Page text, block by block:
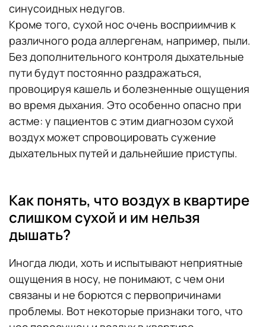
синусоидных недугов.
Кроме того, сухой нос очень восприимчив к
различного рода аллергенам, например, пыли.
Без дополнительного контроля дыхательные
пути будут постоянно раздражаться,
провоцируя кашель и болезненные ощущения
во время дыхания. Это особенно опасно при
астме: у пациентов с этим диагнозом сухой
воздух может спровоцировать сужение
дыхательных путей и дальнейшие приступы.
Как понять, что воздух в квартире
слишком сухой и им нельзя
дышать?
Иногда люди, хоть и испытывают неприятные
ощущения в носу, не понимают, с чем они
связаны и не борются с первопричинами
проблемы. Вот некоторые признаки того, что